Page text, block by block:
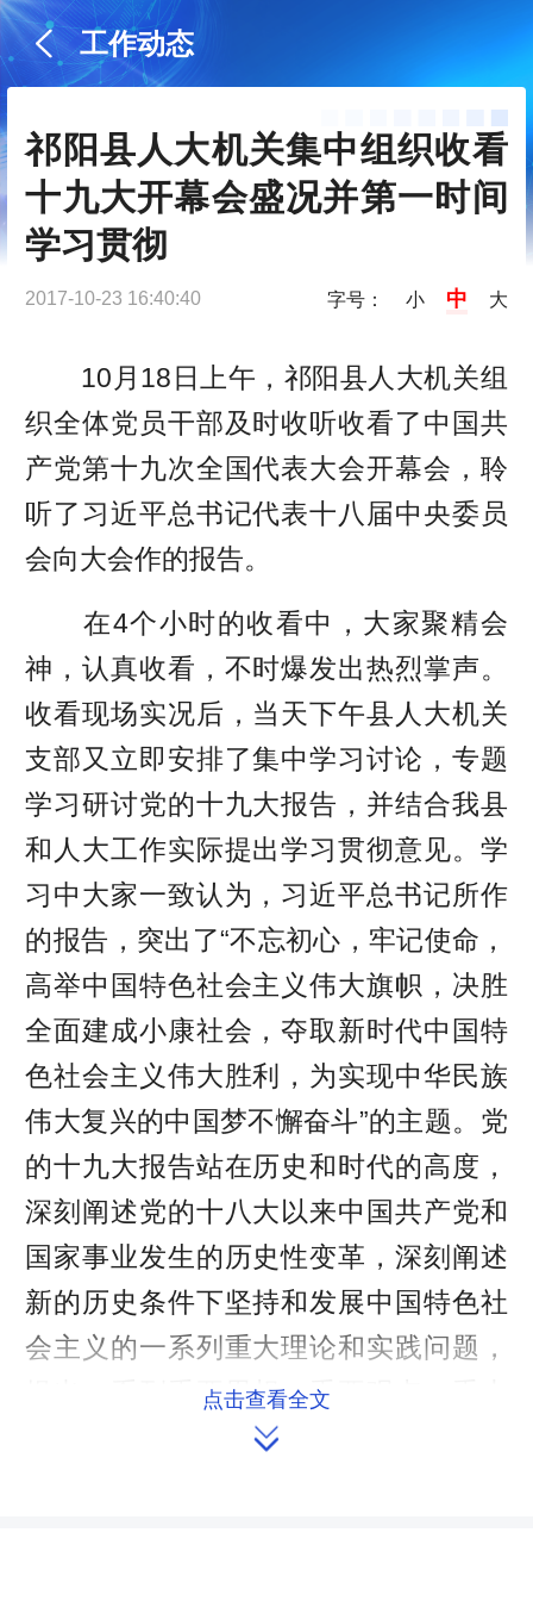
工作动态
祁阳县人大机关集中组织收看
十九大开幕会盛况并第一时间
学习贯彻
2017-10-23 16:40:40 字号： 小 中 大
10月18日上午，祁阳县人大机关组
织全体党员干部及时收听收看了中国共
产党第十九次全国代表大会开幕会，聆
听了习近平总书记代表十八届中央委员
会向大会作的报告。
在4个小时的收看中，大家聚精会
神，认真收看，不时爆发出热烈掌声。
收看现场实况后，当天下午县人大机关
支部又立即安排了集中学习讨论，专题
学习研讨党的十九大报告，并结合我县
和人大工作实际提出学习贯彻意见。学
习中大家一致认为，习近平总书记所作
的报告，突出了“不忘初心，牢记使命，
高举中国特色社会主义伟大旗帜，决胜
全面建成小康社会，夺取新时代中国特
色社会主义伟大胜利，为实现中华民族
伟大复兴的中国梦不懈奋斗”的主题。党
的十九大报告站在历史和时代的高度，
深刻阐述党的十八大以来中国共产党和
国家事业发生的历史性变革，深刻阐述
新的历史条件下坚持和发展中国特色社
会主义的一系列重大理论和实践问题，
提出一系列重要思想、重要观点、重大
判断、重大举措。报告旗帜鲜明，气势
点击查看全文
